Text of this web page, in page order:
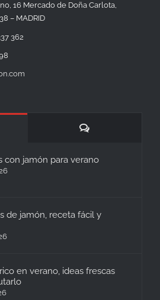
16 Mercado de Doña Carlota,
– MADRID
362
Comentarios
con jamón para verano
de jamón, receta fácil y
en verano, ideas frescas